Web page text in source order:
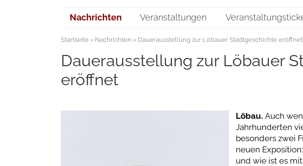
Nachrichten Veranstaltungen
Startseite» Nachrichten » Dauerausstellung zur Löbauer Stadtgeschichte eröffnet
Dauerausstellung zur Löbauer
eröffnet
Löbau.Auch
Jahrhunderten
besonders zwei
neuen
und wie ist es